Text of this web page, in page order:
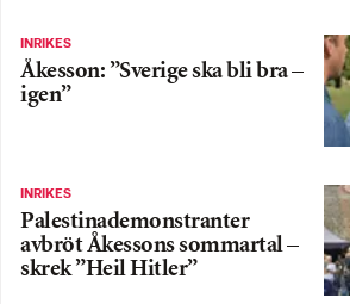
INRIKES
Åkesson: ”Sverige ska bli bra –
igen”
INRIKES
Palestinademonstranter
avbröt Åkessons sommartal –
skrek ”Heil Hitler”